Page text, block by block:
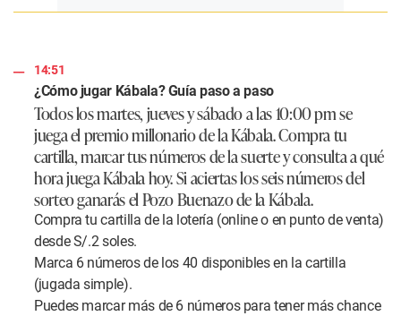
14:51
¿Cómo jugar Kábala? Guía paso a paso
Todos los martes, jueves y sábado a las 10:00 pm se
juega el premio millonario de la Kábala. Compra tu
cartilla, marcar tus números de la suerte y consulta a qué
hora juega Kábala hoy. Si aciertas los seis números del
sorteo ganarás el Pozo Buenazo de la Kábala.
Compra tu cartilla de la lotería (online o en punto de venta)
desde S/.2 soles.
Marca 6 números de los 40 disponibles en la cartilla
(jugada simple).
Puedes marcar más de 6 números para tener más chance